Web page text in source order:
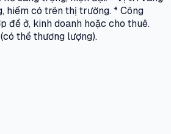
hiếm có trên thị trường. * Công
để ở, kinh doanh hoặc cho thuê.
thể thương lượng).